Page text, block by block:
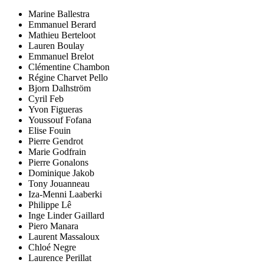
Marine Ballestra
Emmanuel Berard
Mathieu Berteloot
Lauren Boulay
Emmanuel Brelot
Clémentine Chambon
Régine Charvet Pello
Bjorn Dalhström
Cyril Feb
Yvon Figueras
Youssouf Fofana
Elise Fouin
Pierre Gendrot
Marie Godfrain
Pierre Gonalons
Dominique Jakob
Tony Jouanneau
Iza-Menni Laaberki
Philippe Lê
Inge Linder Gaillard
Piero Manara
Laurent Massaloux
Chloé Negre
Laurence Perillat